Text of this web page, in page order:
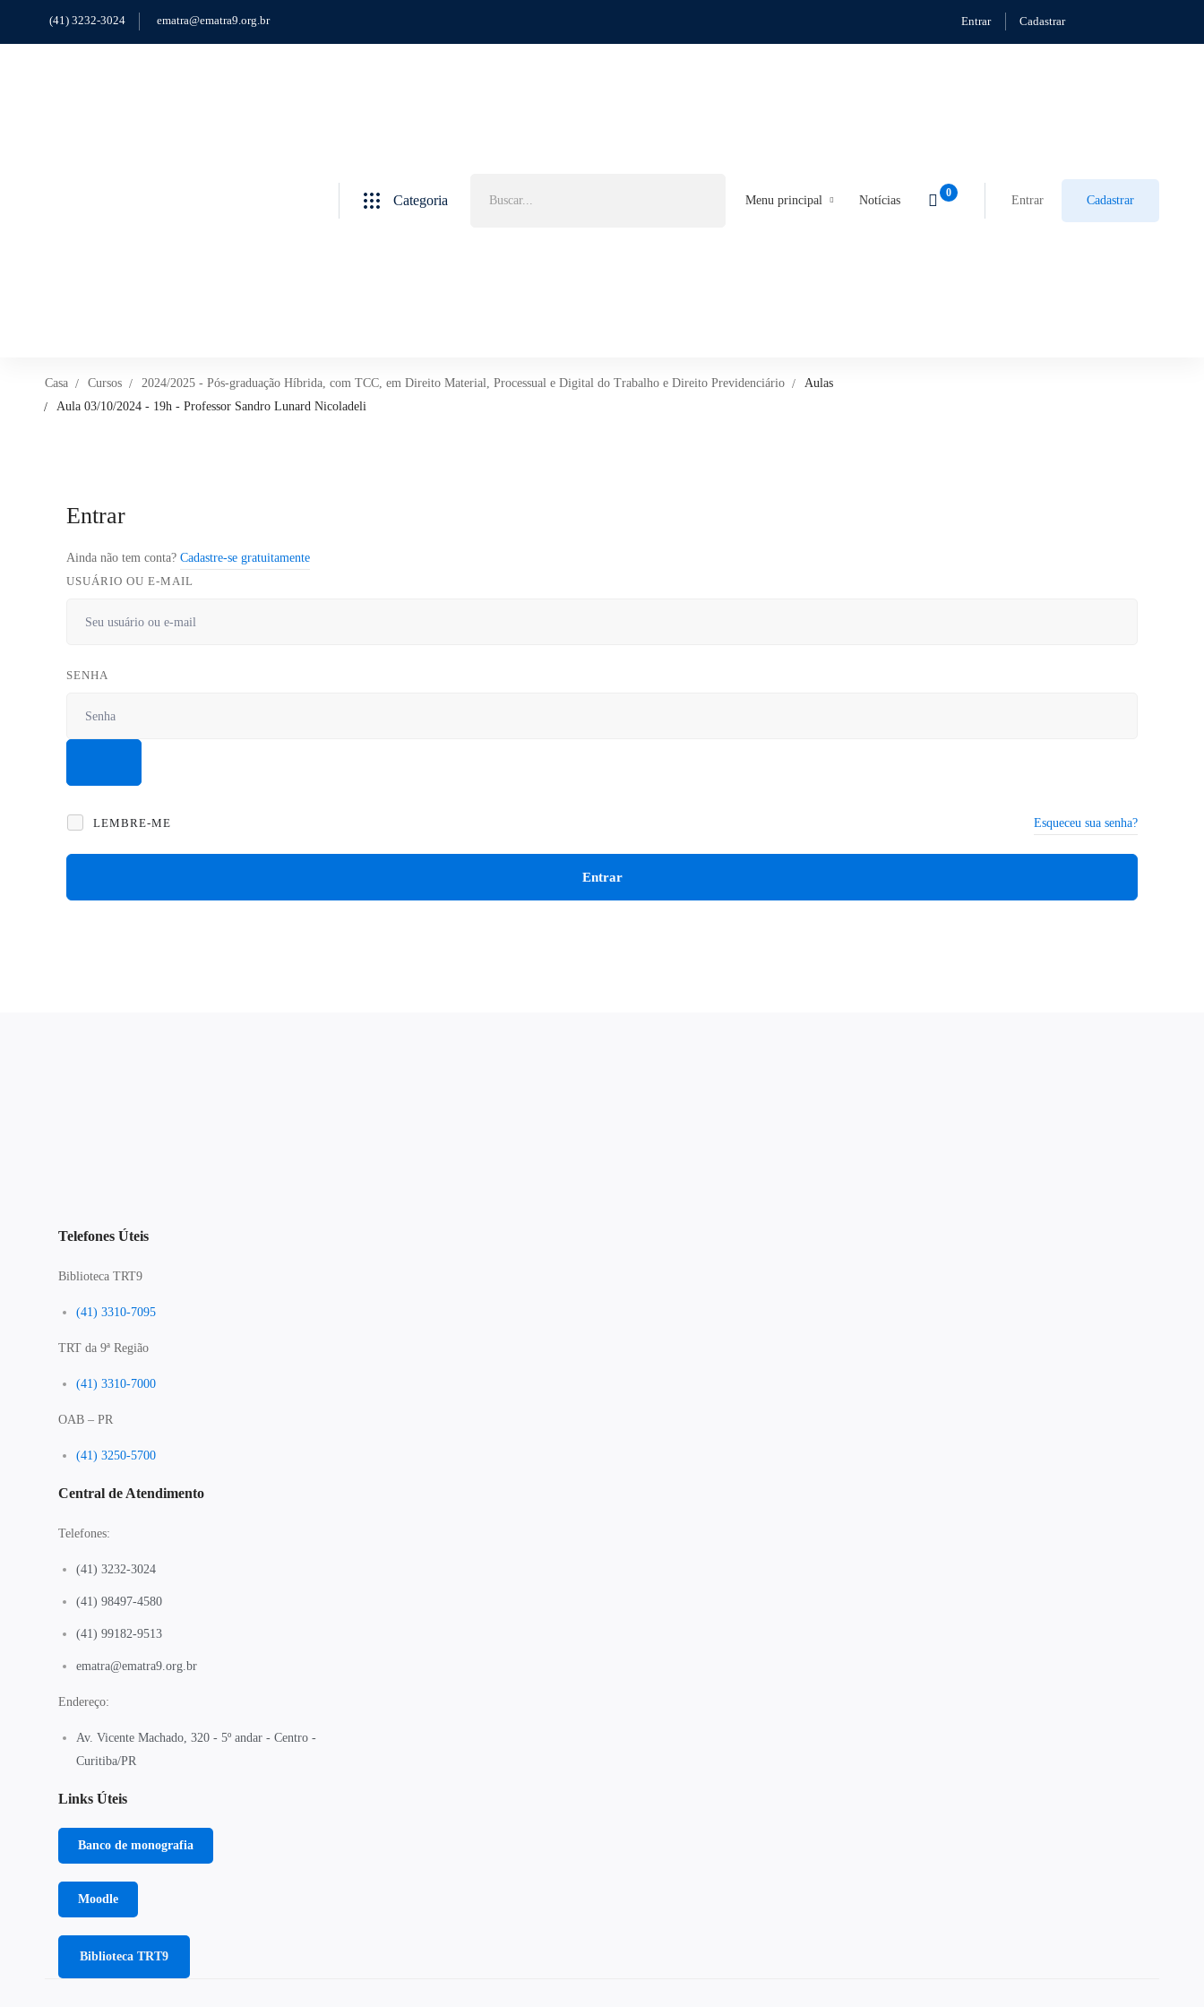
(41) 3232-3024 ematra@ematra9.org.br Entrar Cadastrar
Categoria Menu principal Notícias Entrar Cadastrar
Casa Cursos 2024/2025 - Pós-graduação Híbrida, com TCC, em Direito Material, Processual e Digital do Trabalho e Direito Previdenciário
Aulas
Aula 03/10/2024 - 19h - Professor Sandro Lunard Nicoladeli
Entrar
Ainda não tem conta? Cadastre-se gratuitamente
USUÁRIO OU E-MAIL
SENHA
LEMBRE-ME Esqueceu sua senha?
Entrar
Telefones Úteis
Biblioteca TRT9
(41) 3310-7095
TRT da 9ª Região
(41) 3310-7000
OAB – PR
(41) 3250-5700
Central de Atendimento
Telefones:
(41) 3232-3024
(41) 98497-4580
(41) 99182-9513
ematra@ematra9.org.br
Endereço:
Av. Vicente Machado, 320 - 5º andar - Centro -
Curitiba/PR
Links Úteis
Banco de monografia
Moodle
Biblioteca TRT9